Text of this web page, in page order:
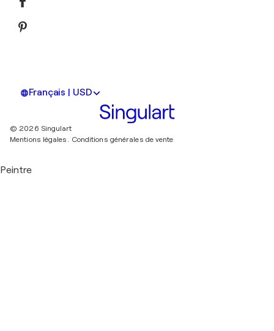
Français | USD
© 2026 Singulart
Mentions légales. Conditions générales de vente
Peintre